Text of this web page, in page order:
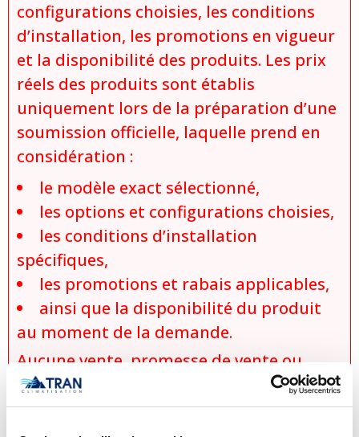
configurations choisies, les conditions
d’installation, les promotions en vigueur
et la disponibilité des produits. Les prix
réels des produits sont établis
uniquement lors de la préparation d’une
soumission officielle, laquelle prend en
considération :
le modèle exact sélectionné,
les options et configurations choisies,
les conditions d’installation
spécifiques,
les promotions et rabais applicables,
ainsi que la disponibilité du produit
au moment de la demande.
Aucune vente, promesse de vente ou
réservation ne sera considérée comme
conclue avant l’émission et l’acceptation
écrite d’une soumission officielle. Tran